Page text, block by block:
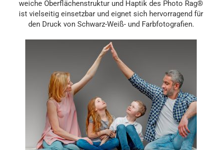
weiche Oberflächenstruktur und Haptik des Photo Rag®
ist vielseitig einsetzbar und eignet sich hervorragend für
den Druck von Schwarz-Weiß- und Farbfotografien.